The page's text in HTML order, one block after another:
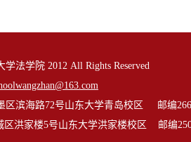
法学院 2012 All Rights Reserved
区滨海路72号山东大学青岛校区 邮编
家楼5号山东大学洪家楼校区 邮编